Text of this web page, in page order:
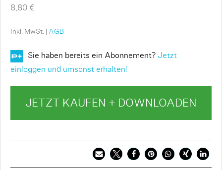
8,80 €
Inkl. MwSt. | AGB
Sie haben bereits ein Abonnement? Jetzt
einloggen und umsonst erhalten!
JETZT KAUFEN + DOWNLOADEN